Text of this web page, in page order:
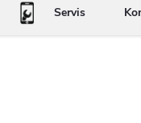
Servis